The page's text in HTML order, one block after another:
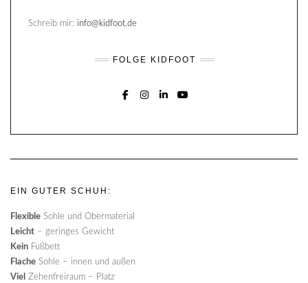
Schreib mir: info@kidfoot.de
FOLGE KIDFOOT
EIN GUTER SCHUH:
Flexible Sohle und Obermaterial
Leicht – geringes Gewicht
Kein Fußbett
Flache Sohle – innen und außen
Viel Zehenfreiraum – Platz